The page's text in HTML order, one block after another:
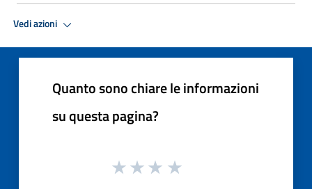
Vedi azioni
Quanto sono chiare le informazioni
su questa pagina?